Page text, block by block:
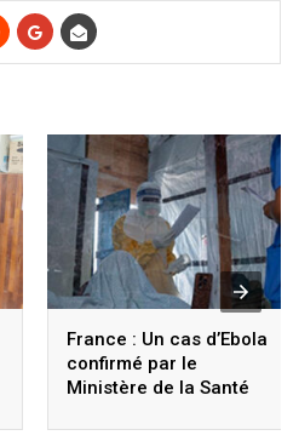
France : Un cas d’Ebola
confirmé par le
Ministère de la Santé